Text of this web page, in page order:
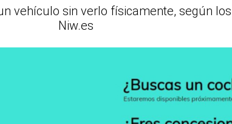
vehículo sin verlo físicamente, según
Niw.es